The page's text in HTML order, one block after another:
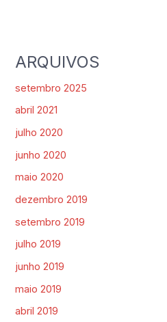
ARQUIVOS
setembro 2025
abril 2021
julho 2020
junho 2020
maio 2020
dezembro 2019
setembro 2019
julho 2019
junho 2019
maio 2019
abril 2019